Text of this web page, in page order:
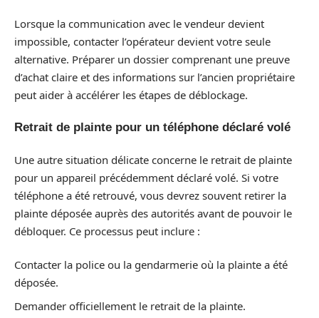
Lorsque la communication avec le vendeur devient
impossible, contacter l’opérateur devient votre seule
alternative. Préparer un dossier comprenant une preuve
d’achat claire et des informations sur l’ancien propriétaire
peut aider à accélérer les étapes de déblockage.
Retrait de plainte pour un téléphone déclaré volé
Une autre situation délicate concerne le retrait de plainte
pour un appareil précédemment déclaré volé. Si votre
téléphone a été retrouvé, vous devrez souvent retirer la
plainte déposée auprès des autorités avant de pouvoir le
débloquer. Ce processus peut inclure :
Contacter la police ou la gendarmerie où la plainte a été
déposée.
Demander officiellement le retrait de la plainte.